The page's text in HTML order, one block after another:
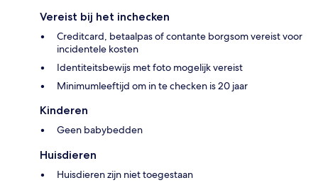
Vereist bij het inchecken
Creditcard, betaalpas of contante borgsom vereist voor
incidentele kosten
Identiteitsbewijs met foto mogelijk vereist
Minimumleeftijd om in te checken is 20 jaar
Kinderen
Geen babybedden
Huisdieren
Huisdieren zijn niet toegestaan